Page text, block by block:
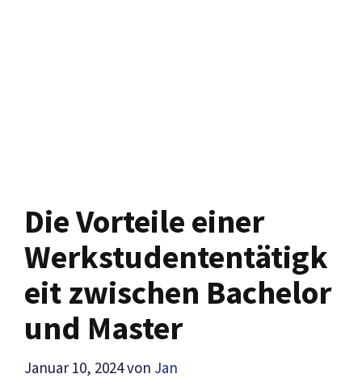
Die Vorteile einer
Werkstudententätigk
eit zwischen Bachelor
und Master
Januar 10, 2024von Jan